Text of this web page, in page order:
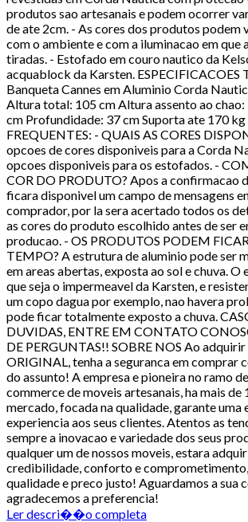
produtos sao artesanais e podem ocorrer
de ate 2cm. - As cores dos produtos podem
com o ambiente e com a iluminacao em que
tiradas. - Estofado em couro nautico da
acquablock da Karsten. ESPECIFICACOES
Banqueta Cannes em Aluminio Corda
Altura total: 105 cm Altura assento ao chao:
cm Profundidade: 37 cm Suporta ate 170
FREQUENTES: - QUAIS AS CORES
opcoes de cores disponiveis para a Corda
opcoes disponiveis para os estofados. -
COR DO PRODUTO? Apos a confirmacao
ficara disponivel um campo de mensagens
comprador, por la sera acertado todos os
as cores do produto escolhido antes de ser
producao. - OS PRODUTOS PODEM
TEMPO? A estrutura de aluminio pode ser
em areas abertas, exposta ao sol e chuva. O
que seja o impermeavel da Karsten, e
um copo dagua por exemplo, nao havera
pode ficar totalmente exposto a chuva.
DUVIDAS, ENTRE EM CONTATO
DE PERGUNTAS!! SOBRE NOS Ao
ORIGINAL, tenha a seguranca em comprar
do assunto! A empresa e pioneira no ramo
commerce de moveis artesanais, ha mais de
mercado, focada na qualidade, garante uma
experiencia aos seus clientes. Atentos as
sempre a inovacao e variedade dos seus
qualquer um de nossos moveis, estara
credibilidade, conforto e
qualidade e preco justo! Aguardamos a sua
agradecemos a preferencia!
Ler descri��o completa